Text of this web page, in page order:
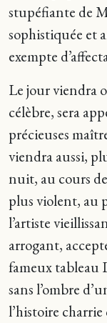
stupéfiante de
sophistiquée et
exempte
Le jour viendra
célèbre, sera
précieuses
viendra aussi,
nuit, au cours
plus violent, au
l’artiste
arrogant,
fameux tableau
sans l’ombre
l’histoire